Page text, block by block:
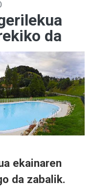
da
ekainaren
da zabalik.